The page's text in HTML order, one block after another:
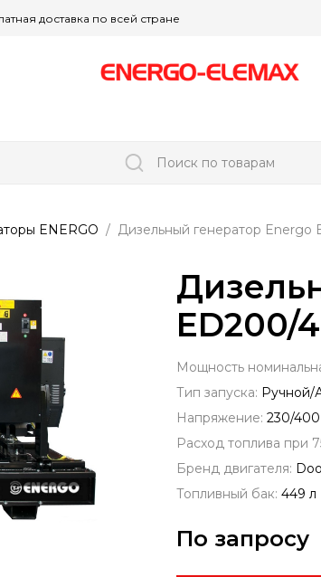
доставка по всей стране
Поиск по товарам
ENERGO Дизельный генератор Energo
ED200/
Мощность
Тип запуска: Ручной/
Напряжение: 230/
Расход топлива при
Бренд двигателя:
Топливный бак: 449 л
По запросу